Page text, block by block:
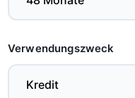
Verwendungszweck